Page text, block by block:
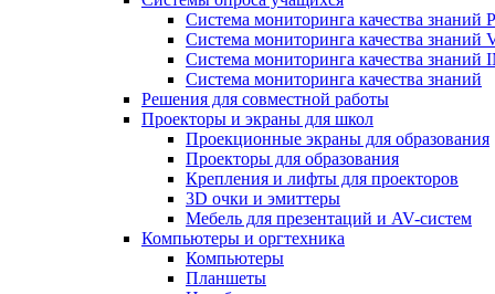
Система мониторинга качества знаний
Система мониторинга качества знаний
Система мониторинга качества знаний
Система мониторинга качества знаний
Решения для совместной работы
Проекторы и экраны для школ
Проекционные экраны для образования
Проекторы для образования
Крепления и лифты для проекторов
3D очки и эмиттеры
Мебель для презентаций и AV-систем
Компьютеры и оргтехника
Компьютеры
Планшеты